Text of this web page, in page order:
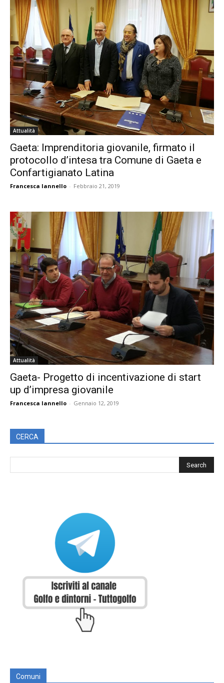
Attualità
Gaeta: Imprenditoria giovanile, firmato il
protocollo d’intesa tra Comune di Gaeta e
Confartigianato Latina
Francesca Iannello - Febbraio 21, 2019
Attualità
Gaeta- Progetto di incentivazione di start
up d’impresa giovanile
Francesca Iannello - Gennaio 12, 2019
CERCA
Comuni